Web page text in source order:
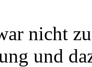
nicht
und